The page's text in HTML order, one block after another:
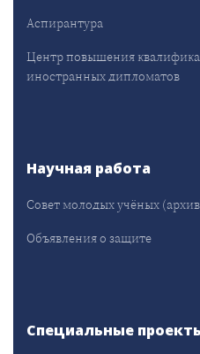
Аспирантура
Центр повышения
иностранных дипломатов
Научная работа
Совет молодых учёных
Объявления о защите
Специальные